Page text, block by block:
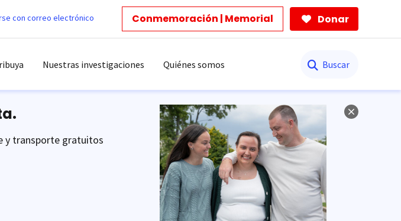
con correo electrónico Conmemoración | Memorial Donar
Nuestras investigaciones Quiénes somos
y transporte gratuitos